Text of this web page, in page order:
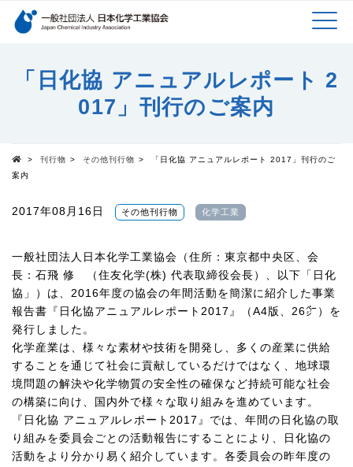
検索キーワード
「日化協 アニュアルレポート 2
017」刊行のご案内
Top
> 刊行物 > その他刊行物 >
「日化協 アニュアルレポート 2017」刊行のご
案内
2017年08月16日 その他刊行物 化学工業
一般社団法人日本化学工業協会（住所：東京都中央区、会
長：石飛 修 （住友化学(株) 代表取締役会長）、以下「日化
協」）は、2016年度の協会の年間活動を簡潔に紹介した事業
報告書『日化協アニュアルレポート2017』（A4版、26㌻）を
発行しました。
化学産業は、様々な素材や技術を開発し、多くの産業に供給
することを通じて社会に貢献しているだけではなく、地球環
境問題の解決や化学物質の安全性の確保など持続可能な社会
の構築に向け、国内外で様々な取り組みを進めています。
『日化協 アニュアルレポート2017』では、年間の日化協の取
り組みを委員会ごとの活動報告にすることにより、日化協の
活動をより分かり易く紹介しています。各委員会の昨年度の